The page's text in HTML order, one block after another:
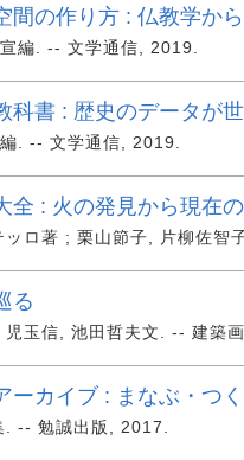
間の作り方 : 仏教学か
編. -- 文学通信, 2019.
科書 : 歴史のデータが
. -- 文学通信, 2019.
全 : 火の発見から現在
ッロ著 ; 栗山節子, 片柳佐智
る
玉信, 池田哲夫文. -- 建築
ーカイブ : まなぶ・つ
. -- 勉誠出版, 2017.